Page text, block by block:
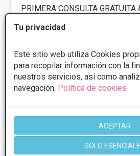
Tu privacidad
Este sitio web utiliza Cookies
para recopilar información con la
nuestros servicios, así como
navegación. Política de cookies
ACEPTAR
SOLO
PRIMERA CONSULTA
Presupuestos con 10% de
CONSULTAR/CITA/PRESUPUESTO
10:00 - 14:00
Jueves
10:00 - 14:00
10:00 - 14:00